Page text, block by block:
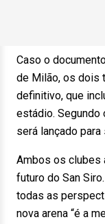
Caso o
de Milão, os dois
definitivo, que
estádio. Segundo
será lançado
Ambos os clubes
futuro do San
todas as
nova arena “é a